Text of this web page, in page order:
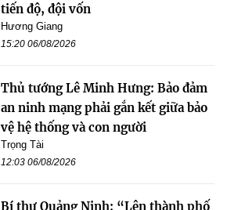
tiến độ, đội vốn
Hương Giang
15:20 06/08/2026
Thủ tướng Lê Minh Hưng: Bảo đảm
an ninh mạng phải gắn kết giữa bảo
vệ hệ thống và con người
Trọng Tài
12:03 06/08/2026
Bí thư Quảng Ninh: “Lên thành phố